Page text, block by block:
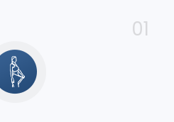
01